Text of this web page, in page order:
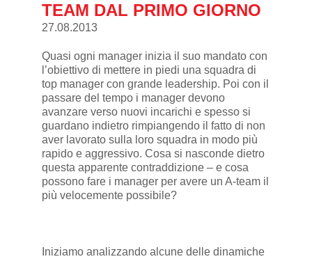
TEAM DAL PRIMO GIORNO
27.08.2013
Quasi ogni manager inizia il suo mandato con
l’obiettivo di mettere in piedi una squadra di
top manager con grande leadership. Poi con il
passare del tempo i manager devono
avanzare verso nuovi incarichi e spesso si
guardano indietro rimpiangendo il fatto di non
aver lavorato sulla loro squadra in modo più
rapido e aggressivo. Cosa si nasconde dietro
questa apparente contraddizione – e cosa
possono fare i manager per avere un A-team il
più velocemente possibile?
Iniziamo analizzando alcune delle dinamiche